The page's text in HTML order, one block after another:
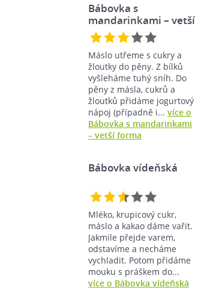
Bábovka s
mandarinkami – vetší
forma
Máslo utřeme s cukry a
žloutky do pěny. Z bílků
vyšleháme tuhý sníh. Do
pěny z másla, cukrů a
žloutků přidáme jogurtový
nápoj (případně i... více o
Bábovka s mandarinkami
– vetší forma
Bábovka vídeňská
Mléko, krupicový cukr,
máslo a kakao dáme vařit.
Jakmile přejde varem,
odstavíme a necháme
vychladit. Potom přidáme
mouku s práškem do...
více o Bábovka vídeňská